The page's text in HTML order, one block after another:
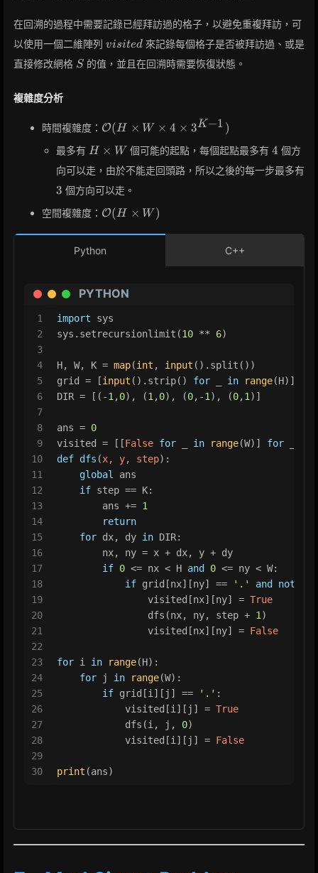
在回溯的過程中需要記錄已經拜訪過的格子，以避免重複拜訪，可
以使用一個二維陣列 visited
visited來記錄每個格子是否被拜訪過、或是
直接修改網格 S
S的值，並且在回溯時需要恢復狀態。
複雜度分析
時間複雜度： \mathcal{O}
\times 4
\times 3^{K-
O(H × W × 4 × 3K−1 )
最多有 H
\times
W
H × W 個可能的起點，每個起點最多有4
4 個方
向可以走，由於不能走回頭路，所以之後的每一步最多有
3
3 個方向可以走。
空間複雜度： \mathcal{O}
W)
O(H × W )
Python C++
PYTHON
1
2
3
4
5
6
7
8
9
10
11
12
13
14
15
16
17
18
19
20
21
22
23
24
25
26
27
28
29
30
import sys
sys.setrecursionlimit(10 ** 6)
H, W, K = map(int , input ().split())
grid = [input ().strip() for in range(H)]
DIR = [(-1 ,0), (1 ,0), (0,-1 ), (0,1 )]
ans = 0
visited = [[False for in range(W)] for
def dfs (x, y, step):
global
ans
if step == K:
        ans +=
1
return
for dx, dy in DIR:
        nx, ny = x + dx, y + dy
if 0 <= nx < H and 0 <= ny < W:
if grid[nx][ny] == '.' and not
                visited[nx][ny] =
True
                dfs(nx, ny, step +
1 )
                visited[nx][ny] =
False
for i in range(H):
for j in range(W):
if grid[i][j] == '.' :
            visited[i][j] =
True
            dfs(i, j,
0)
            visited[i][j] =
False
print (ans)